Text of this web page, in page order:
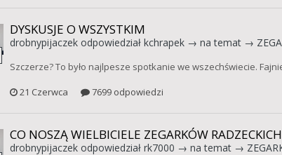
DYSKUSJE O WSZYSTKIM
drobnypijaczekodpowiedział kchrapek→ na temat →
Szczerze? To było najlpesze spotkanie we wszechświecie.
21 Czerwca
7699 odpowiedzi
CO NOSZĄ WIELBICIELE ZEGARKÓW
drobnypijaczekodpowiedział rk7000 → na temat →